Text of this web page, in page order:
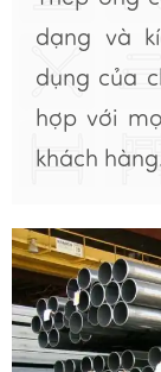
dạng và
dụng của
hợp với
khách